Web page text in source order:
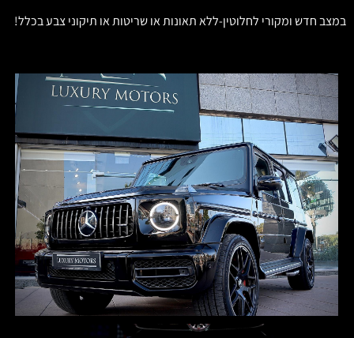
במצב חדש ומקורי לחלוטין-ללא תאונות או שריטות או תיקוני צבע בכלל!